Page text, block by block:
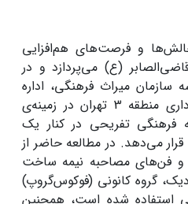
و فرصت‌های هم‌افزایی
(ع) می‌پردازد و در
سازمان میراث فرهنگی، اداره
اوقاف استان تهران و شهرداری منطقه 3 تهران در زمینه‌ی
تفریحی در کنار یک
می‌دهد. در مطالعه حاضر از
فن‌های مصاحبه نیمه ساخت
گروه کانونی (فوکوس‌گروپ)
استفاده شده است، همچنین